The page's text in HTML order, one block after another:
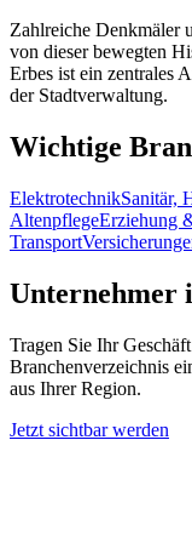
Zahlreiche Denkmäler
von dieser bewegten
Erbes ist ein zentrales
der Stadtverwaltung.
Wichtige
ElektrotechnikSanitär,
AltenpflegeErziehung
Transport
Unternehmer
Tragen Sie Ihr
Branchenverzeichnis
aus Ihrer Region.
Jetzt sichtbar werden